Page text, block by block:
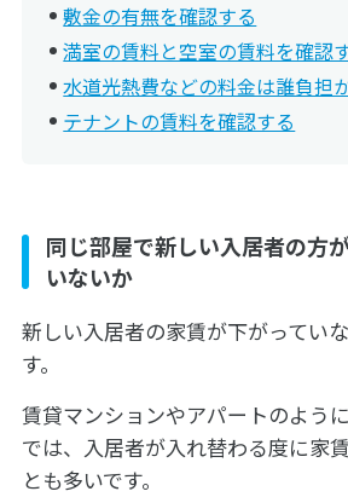
敷金の有無を確認する
満室の賃料と空室の賃料を確認
水道光熱費などの料金は誰負担
テナントの賃料を確認する
同じ部屋で新しい入居者の方
いないか
新しい入居者の家賃が下がってい
す。
賃貸マンションやアパートのよう
では、入居者が入れ替わる度に家
とも多いです。